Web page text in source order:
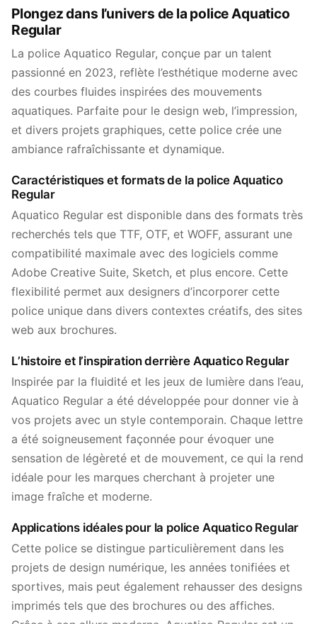
Plongez dans l’univers de la police Aquatico
Regular
La police Aquatico Regular, conçue par un talent
passionné en 2023, reflète l’esthétique moderne avec
des courbes fluides inspirées des mouvements
aquatiques. Parfaite pour le design web, l’impression,
et divers projets graphiques, cette police crée une
ambiance rafraîchissante et dynamique.
Caractéristiques et formats de la police Aquatico
Regular
Aquatico Regular est disponible dans des formats très
recherchés tels que TTF, OTF, et WOFF, assurant une
compatibilité maximale avec des logiciels comme
Adobe Creative Suite, Sketch, et plus encore. Cette
flexibilité permet aux designers d’incorporer cette
police unique dans divers contextes créatifs, des sites
web aux brochures.
L’histoire et l’inspiration derrière Aquatico Regular
Inspirée par la fluidité et les jeux de lumière dans l’eau,
Aquatico Regular a été développée pour donner vie à
vos projets avec un style contemporain. Chaque lettre
a été soigneusement façonnée pour évoquer une
sensation de légèreté et de mouvement, ce qui la rend
idéale pour les marques cherchant à projeter une
image fraîche et moderne.
Applications idéales pour la police Aquatico Regular
Cette police se distingue particulièrement dans les
projets de design numérique, les années tonifiées et
sportives, mais peut également rehausser des designs
imprimés tels que des brochures ou des affiches.